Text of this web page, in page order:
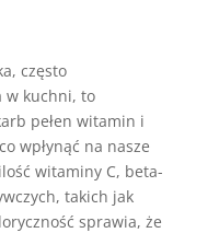
często
w kuchni, to
pełen witamin i
wpłynąć na nasze
witaminy C, beta-
takich jak
sprawia, że